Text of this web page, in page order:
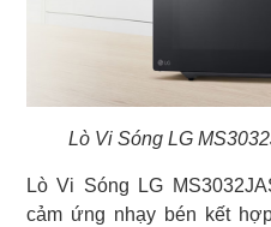
Lò Vi Sóng LG
Lò Vi Sóng LG
cảm ứng nhạy bén kết